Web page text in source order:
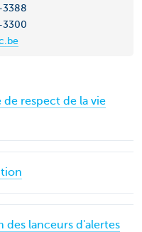
de respect de la vie
des lanceurs d'alertes